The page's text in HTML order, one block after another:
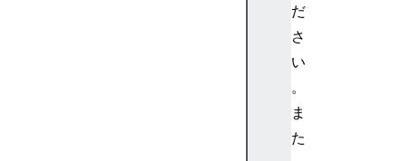
だ
さ
い
。
ま
た